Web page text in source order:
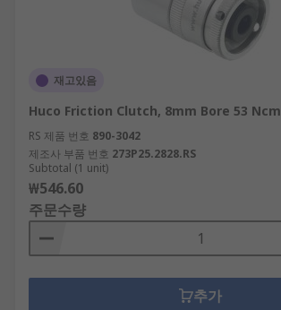
재고있음
Huco Friction Clutch, 8mm Bore 53 Ncm
RS 제품 번호 890-3042
제조사 부품 번호 273P25.2828.RS
Subtotal (1 unit)
₩546.60
주문수량
추가